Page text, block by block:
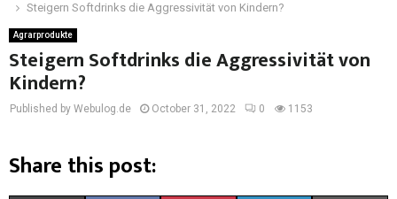
Steigern Softdrinks die Aggressivität von Kindern?
Agrarprodukte
Steigern Softdrinks die Aggressivität von
Kindern?
Published by Webulog.de October 31, 2022 0 1153
Share this post: